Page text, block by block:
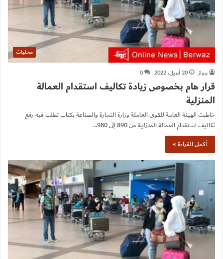
محليات
برواز
20 أبريل، 2022 0
قرار هام بخصوص زيادة تكاليف استقدام العمالة
المنزلية
خاطبت الهيئة العامة للقوى العاملة وزارة التجارة والصناعة بكتاب تطلب فيه رفع
تكاليف استقدام العمالة المنزلية من 890 إلى 980…
أكمل القراءة »